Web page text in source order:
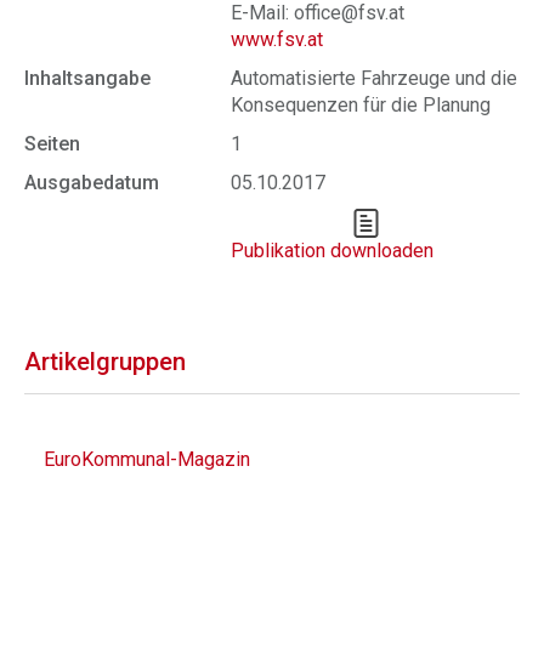
E-Mail: office@fsv.at
www.fsv.at
Inhaltsangabe
Automatisierte Fahrzeuge und die
Konsequenzen für die Planung
Seiten
1
Ausgabedatum
05.10.2017
Publikation downloaden
Artikelgruppen
EuroKommunal-Magazin